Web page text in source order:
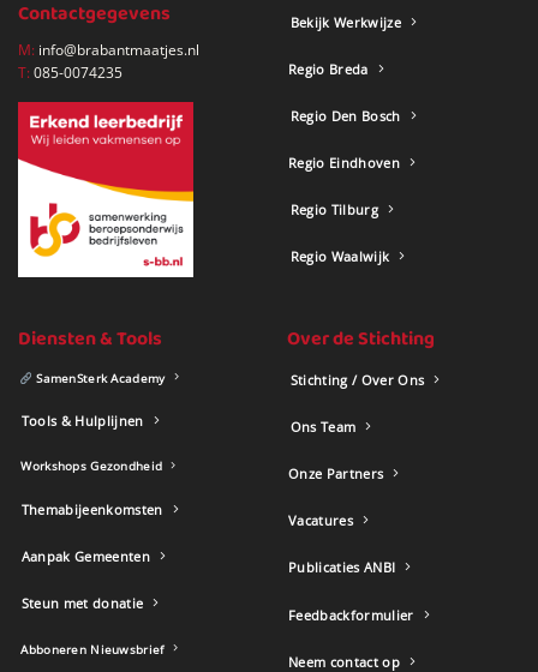
Contactgegevens
M: info@brabantmaatjes.nl
T:085-0074235
Bekijk Werkwijze
Regio Breda
Regio Den Bosch
Regio Eindhoven
Regio Tilburg
Regio Waalwijk
Diensten & Tools
SamenSterk Academy
Tools & Hulplijnen
Workshops Gezondheid
Themabijeenkomsten
Aanpak Gemeenten
Steun met donatie
Abboneren Nieuwsbrief
Over de Stichting
Stichting / Over Ons
Ons Team
Onze Partners
Vacatures
Publicaties ANBI
Feedbackformulier
Neem contact op